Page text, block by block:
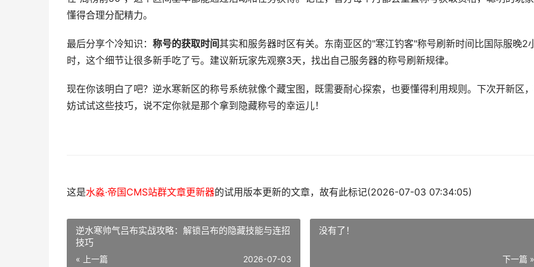
懂得合理分配精力。
最后分享个冷知识： 称号的获取时间其实和服务器时区有关。东南亚区的"寒江钓客"称号刷新时间比国际服晚2
时，这个细节让很多新手吃了亏。建议新玩家先观察3天，找出自己服务器的称号刷新规律。
现在你该明白了吧？逆水寒新区的称号系统就像个藏宝图，既需要耐心探索，也要懂得利用规则。下次开新区
妨试试这些技巧，说不定你就是那个拿到隐藏称号的幸运儿！
这是水淼·帝国CMS站群文章更新器的试用版本更新的文章，故有此标记(2026-07-03 07:34:05)
逆水寒帅气吕布实战攻略：解锁吕布的隐藏技能与连招
技巧
« 上一篇 2026-07-03
没有了！
下一篇 »